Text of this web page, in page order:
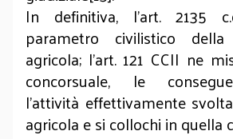
In definitiva, l’art. 2135
parametro civilistico della
agricola; l’art. 121 CCII ne
concorsuale, le
l’attività effettivamente
agricola e si collochi in quella